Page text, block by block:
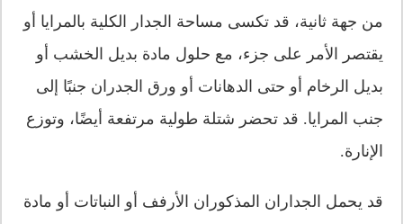
من جهة ثانية، قد تكسى مساحة الجدار الكلية بالمرايا أو
يقتصر الأمر على جزء، مع حلول مادة بديل الخشب أو
بديل الرخام أو حتى الدهانات أو ورق الجدران جنبًا إلى
جنب المرايا. قد تحضر شتلة طولية مرتفعة أيضًا، وتوزع
الإنارة.
قد يحمل الجداران المذكوران الأرفف أو النباتات أو مادة